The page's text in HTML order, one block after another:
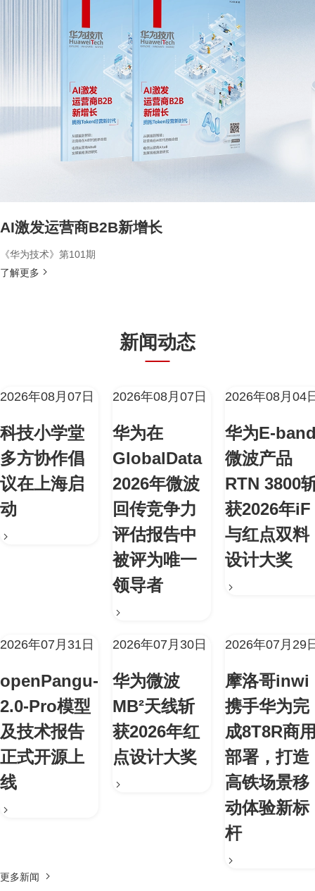
AI激发运营商B2B新增长
《华为技术》第101期
了解更多
新闻动态
2026年08月07日
科技小学堂
多方协作倡
议在上海启
动
2026年08月07日
华为在
GlobalData
2026年微波
回传竞争力
评估报告中
被评为唯一
领导者
2026年08月04
华为E-
微波产品
RTN 3800
获2026年iF
与红点双料
设计大奖
2026年07月31日
openPangu-
2.0-Pro模型
及技术报告
正式开源上
线
2026年07月30日
华为微波
MB²天线斩
获2026年红
点设计大奖
2026年07月29
摩洛哥inwi
携手华为完
成8T8R商
部署，打造
高铁场景移
动体验新标
杆
更多新闻